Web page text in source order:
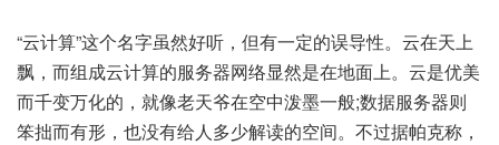
“云计算”这个名字虽然好听，但有一定的误导性。云在天上
飘，而组成云计算的服务器网络显然是在地面上。云是优美
而千变万化的，就像老天爷在空中泼墨一般;数据服务器则
笨拙而有形，也没有给人多少解读的空间。不过据帕克称，